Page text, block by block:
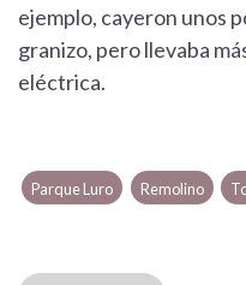
ejemplo, cayeron unos
granizo, pero llevaba
eléctrica.
Parque Luro Remolino